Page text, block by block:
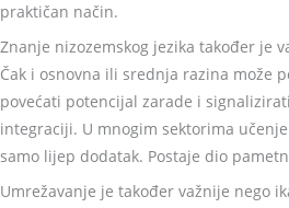
praktičan način.
Znanje nizozemskog jezika također je
Čak i osnovna ili srednja razina može
povećati potencijal zarade i
integraciji. U mnogim sektorima
samo lijep dodatak. Postaje dio
Umrežavanje je također važnije nego